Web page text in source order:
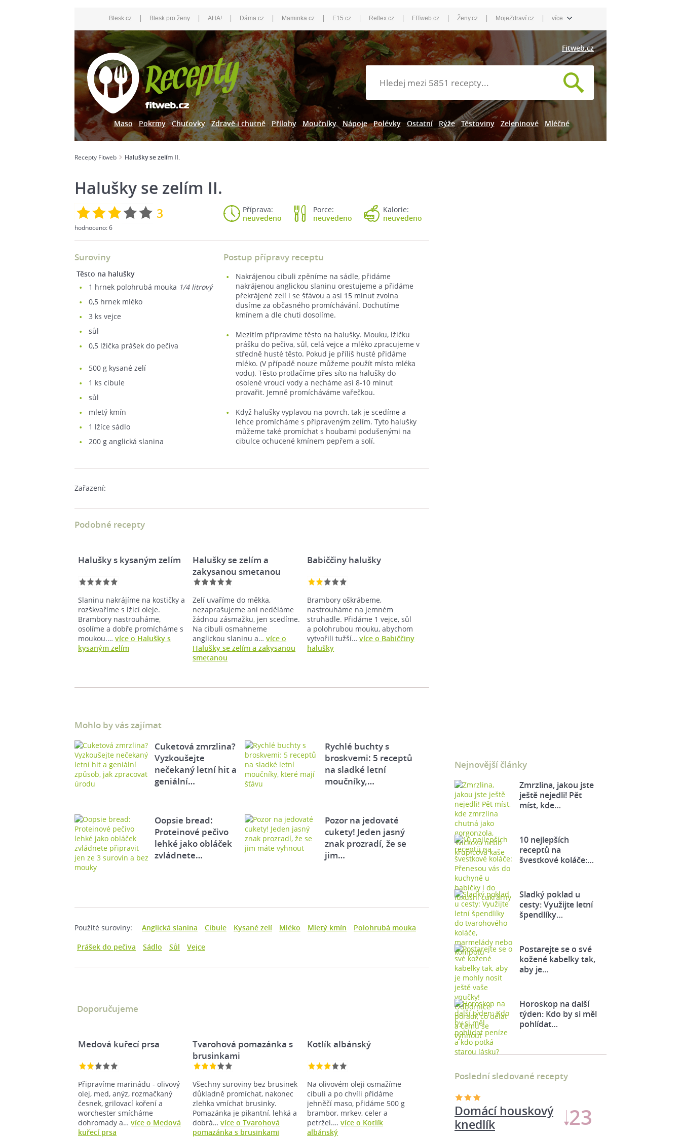
Blesk.cz | Blesk pro ženy | AHA! | Dáma.cz | Maminka.cz | E15.cz | Reflex.cz | FITweb.cz | Ženy.cz | MojeZdraví.cz | více
Fitweb.cz
Maso Pokrmy Chuťovky Zdravě i chutně Přílohy Moučníky Nápoje Polévky Ostatní Rýže Těstoviny Zeleninové Mléčné
Recepty Fitweb Halušky se zelím II.
Halušky se zelím II.
3
hodnoceno:6
Příprava:
neuvedeno
Porce:
neuvedeno
Kalorie:
neuvedeno
Suroviny
Těsto na halušky
1 hrnek polohrubá mouka 1/4 litrový
0,5 hrnek mléko
3 ks vejce
sůl
0,5 lžička prášek do pečiva
500 g kysané zelí
1 ks cibule
sůl
mletý kmín
1 lžíce sádlo
200 g anglická slanina
Postup přípravy receptu
Nakrájenou cibuli zpěníme na sádle, přidáme
nakrájenou anglickou slaninu orestujeme a přidáme
překrájené zelí i se šťávou a asi 15 minut zvolna
dusíme za občasného promíchávání. Dochutíme
kmínem a dle chuti dosolíme.
Mezitím připravíme těsto na halušky. Mouku, lžičku
prášku do pečiva, sůl, celá vejce a mléko zpracujeme v
středně husté těsto. Pokud je příliš husté přidáme
mléko. (V případě nouze můžeme použít místo mléka
vodu). Těsto protlačíme přes síto na halušky do
osolené vroucí vody a necháme asi 8-10 minut
provařit. Jemně promícháváme vařečkou.
Když halušky vyplavou na povrch, tak je scedíme a
lehce promícháme s připraveným zelím. Tyto halušky
můžeme také promíchat s houbami podušenými na
cibulce ochucené kmínem pepřem a solí.
Zařazení:
Podobné recepty
Halušky s kysaným zelím
Slaninu nakrájíme na kostičky a
rozškvaříme s lžicí oleje.
Brambory nastrouháme,
osolíme a dobře promícháme s
moukou.… více o Halušky s
kysaným zelím
Halušky se zelím a
zakysanou smetanou
Zelí uvaříme do měkka,
nezaprašujeme ani neděláme
žádnou zásmažku, jen scedíme.
Na cibuli osmahneme
anglickou slaninu a…více o
Halušky se zelím a zakysanou
smetanou
Babiččiny halušky
Brambory oškrábeme,
nastrouháme na jemném
struhadle. Přidáme 1 vejce, sůl
a polohrubou mouku, abychom
vytvořili tužší…více o Babiččiny
halušky
Mohlo by vás zajímat
Cuketová zmrzlina?
Vyzkoušejte
nečekaný letní hit a
geniální…
Rychlé buchty s
broskvemi: 5 receptů
na sladké letní
moučníky,…
Oopsie bread:
Proteinové pečivo
lehké jako obláček
zvládnete…
Pozor na jedovaté
cukety! Jeden jasný
znak prozradí, že se
jim…
Použité suroviny: Anglická slanina Cibule Kysané zelí Mléko Mletý kmín
Polohrubá mouka
Prášek do pečiva
Sádlo Sůl Vejce
Doporučujeme
Medová kuřecí prsa
Připravíme marinádu - olivový
olej, med, anýz, rozmačkaný
česnek, grilovací koření a
worchester smícháme
dohromady a… více o Medová
kuřecí prsa
Tvarohová pomazánka s
brusinkami
Všechny suroviny bez brusinek
důkladně promíchat, nakonec
zlehka vmíchat brusinky.
Pomazánka je pikantní, lehká a
dobrá…více o Tvarohová
pomazánka s brusinkami
Kotlík albánský
Na olivovém oleji osmažíme
cibuli a po chvíli přidáme
jehněčí maso, přidáme 500 g
brambor, mrkev, celer a
petržel.…více o Kotlík
albánský
Nejnovější články
Zmrzlina, jakou jste
ještě nejedli! Pět
míst, kde…
10 nejlepších
receptů na
švestkové koláče:…
Sladký poklad u
cesty: Využijte letní
špendlíky…
Postarejte se o své
kožené kabelky tak,
aby je…
Horoskop na další
týden: Kdo by si měl
pohlídat…
Poslední sledované recepty
Domácí houskový
knedlík
23